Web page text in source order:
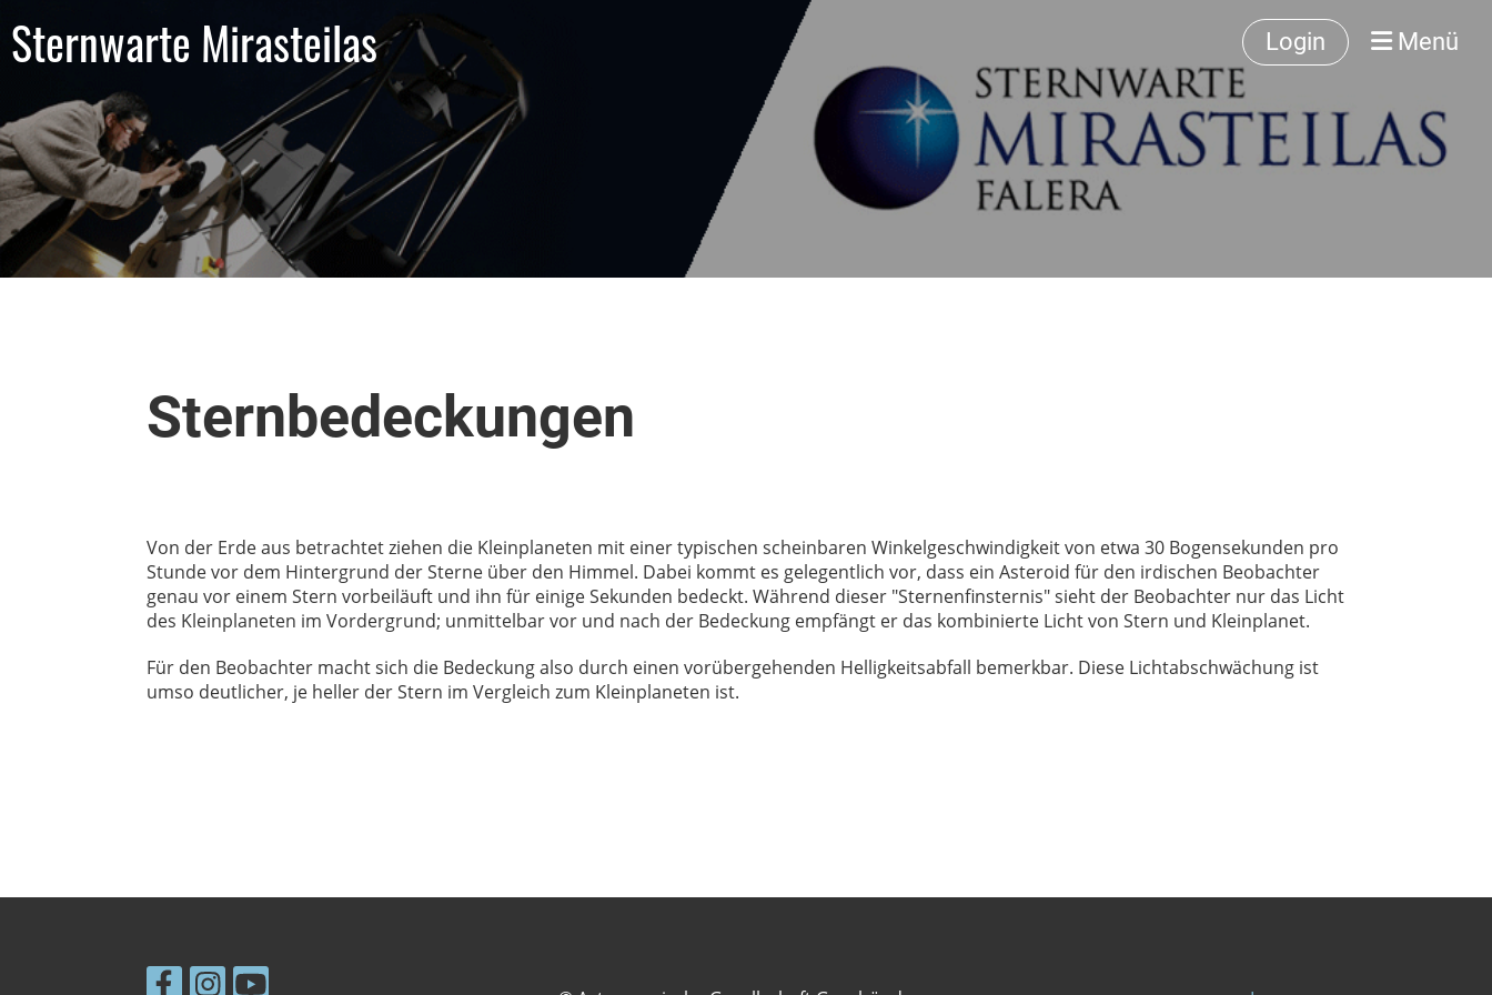
Sternwarte Mirasteilas Login Menü
Sternbedeckungen
Von der Erde aus betrachtet ziehen die Kleinplaneten mit einer typischen scheinbaren Winkelgeschwindigkeit von etwa 30 Bogensekunden pro
Stunde vor dem Hintergrund der Sterne über den Himmel. Dabei kommt es gelegentlich vor, dass ein Asteroid für den irdischen Beobachter
genau vor einem Stern vorbeiläuft und ihn für einige Sekunden bedeckt. Während dieser "Sternenfinsternis" sieht der Beobachter nur das Licht
des Kleinplaneten im Vordergrund; unmittelbar vor und nach der Bedeckung empfängt er das kombinierte Licht von Stern und Kleinplanet.
Für den Beobachter macht sich die Bedeckung also durch einen vorübergehenden Helligkeitsabfall bemerkbar. Diese Lichtabschwächung ist
umso deutlicher, je heller der Stern im Vergleich zum Kleinplaneten ist.